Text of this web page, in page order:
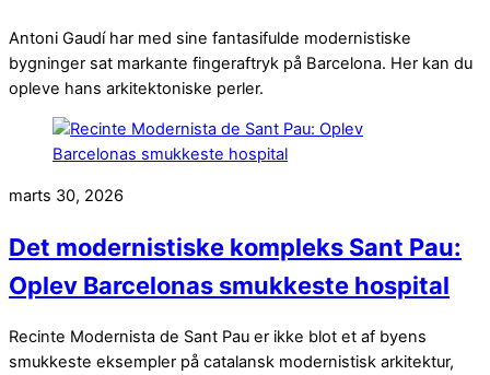
Antoni Gaudí har med sine fantasifulde modernistiske
bygninger sat markante fingeraftryk på Barcelona. Her kan du
opleve hans arkitektoniske perler.
marts 30, 2026
Det modernistiske kompleks Sant Pau:
Oplev Barcelonas smukkeste hospital
Recinte Modernista de Sant Pau er ikke blot et af byens
smukkeste eksempler på catalansk modernistisk arkitektur,